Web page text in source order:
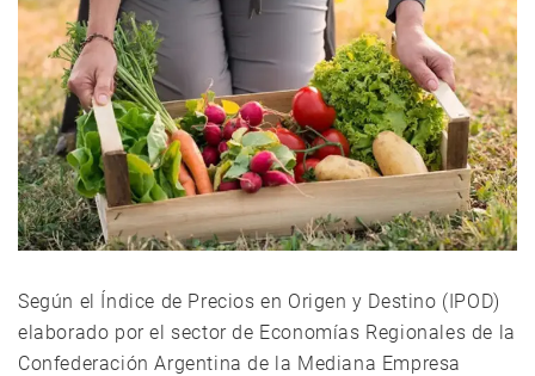
Según el Índice de Precios en Origen y Destino (IPOD)
elaborado por el sector de Economías Regionales de la
Confederación Argentina de la Mediana Empresa